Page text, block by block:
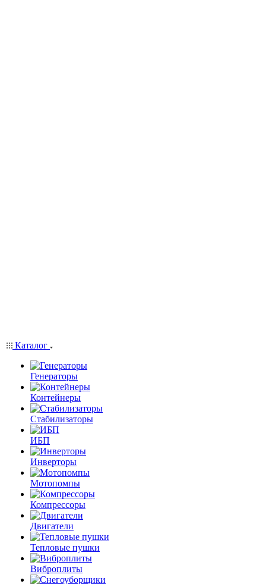
Каталог
Генераторы
Контейнеры
Стабилизаторы
ИБП
Инверторы
Мотопомпы
Компрессоры
Двигатели
Тепловые пушки
Виброплиты